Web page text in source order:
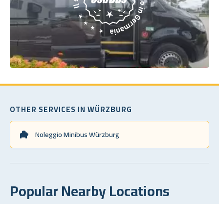
OTHER SERVICES IN WÜRZBURG
Noleggio Minibus Würzburg
Popular Nearby Locations